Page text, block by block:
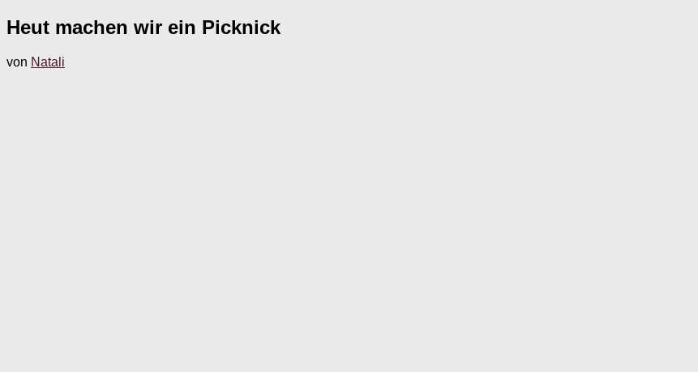
Heut machen wir ein Picknick
von Natali